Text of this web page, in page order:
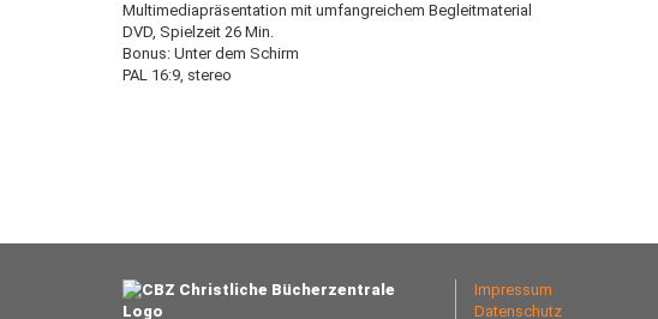
Multimediapräsentation mit umfangreichem Begleitmaterial
DVD, Spielzeit 26 Min.
Bonus: Unter dem Schirm
PAL 16:9, stereo
Impressum
Datenschutz